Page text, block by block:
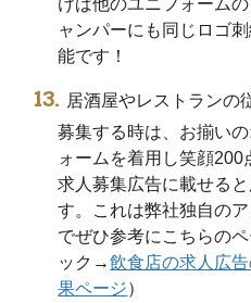
ャンパーにも同じロゴ
能です！
居酒屋やレストランの
募集する時は、お揃い
ォームを着用し笑顔
求人募集広告に載せる
す。これは弊社独自の
でぜひ参考にこちらの
ック→飲食店の求人広
果ページ）